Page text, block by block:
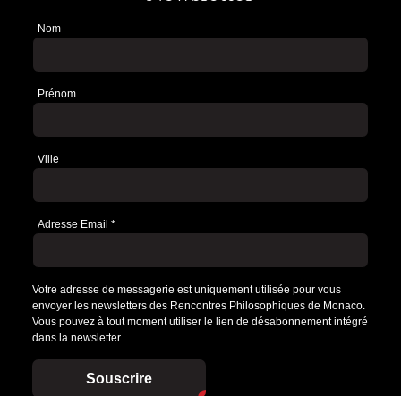
Newsletter
Nom
Prénom
Ville
Adresse Email *
Votre adresse de messagerie est uniquement utilisée pour vous
envoyer les newsletters des Rencontres Philosophiques de Monaco.
Vous pouvez à tout moment utiliser le lien de désabonnement intégré
dans la newsletter.
Souscrire